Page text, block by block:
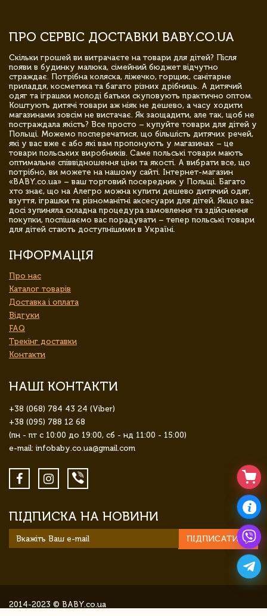
ПРО СЕРВІС ДОСТАВКИ BABY.CO.UA
Скільки грошей ви витрачаєте на товари для дітей? Після
появи в будинку малюка, сімейний бюджет відчутно
страждає. Потрібна коляска, ліжечко, горщик, санітарне
приладдя, косметика та багато різних дрібниць. А дитячий
одяг та іграшки молоді батьки скуповують практично оптом.
Коштують дитячі товари аж ніяк не дешево, а часу ходити
магазинами зовсім не вистачає. Як заощадити, але так, щоб не
постраждала якість? Все просто – купуйте товари для дітей у
Польщі. Можемо посперечатися, що більшість дитячих речей,
які у вас вже є або які вам пропонують у магазинах – це
товари польських виробників. Саме польські товари мають
оптимальне співвідношення ціни та якості. А вибрати все, що
потрібно, ви можете на нашому сайті. Інтернет-магазин
«BABY.co.ua» – ваш торговий посередник у Польщі. Багато
хто знає, що на Алегро можна купити дешево дитячий одяг,
взуття, іграшки та різноманітні аксесуари для дітей. Якщо вас
досі зупиняла складна процедура замовлення та здійснення
покупки, поспішаємо вас порадувати – тепер польські товари
для дітей стають доступнішими в Україні.
ІНФОРМАЦІЯ
Про нас
Каталог товарів
Доставка і оплата
Відгуки
FAQ
Трекінг доставки
Контакти
НАШІ КОНТАКТИ
+38 (068) 784 43 24 (Viber)
+38 (095) 788 12 68
(пн - пт с 10:00 до 19:00, сб - нд 11:00 - 15:00)
e-mail: infobaby.co.ua@gmail.com
ПІДПИСКА НА НОВИНИ
ПІДПИСАТИСЯ
2014-2023 © BABY.co.ua